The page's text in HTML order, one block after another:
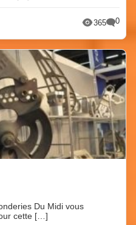
365 0
Du Midi vous
cette […]